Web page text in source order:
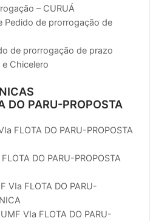
– CURUÁ
Pedido de prorrogação de
de prorrogação de prazo
Chicelero
DO PARU-PROPOSTA
FLOTA DO PARU-PROPOSTA
DO PARU-PROPOSTA
VIa FLOTA DO PARU-
VIa FLOTA DO PARU-